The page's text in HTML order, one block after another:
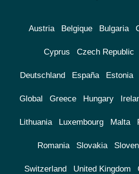
Austria Belgique Bulgaria
Cyprus Czech Republic
Deutschland España Estonia
Global Greece Hungary
Lithuania Luxembourg Malta
Romania Slovakia
Switzerland United Kingdom